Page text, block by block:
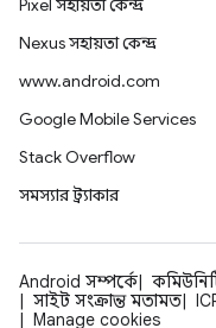
Pixel সহায়তা কেন্দ্র
Nexus সহায়তা কেন্দ্র
www.android.com
Google Mobile Services
Stack Overflow
সমস্যার ট্র্যাকার
Android সম্পর্কে
সাইট সংক্রান্ত মতামত
Manage cookies